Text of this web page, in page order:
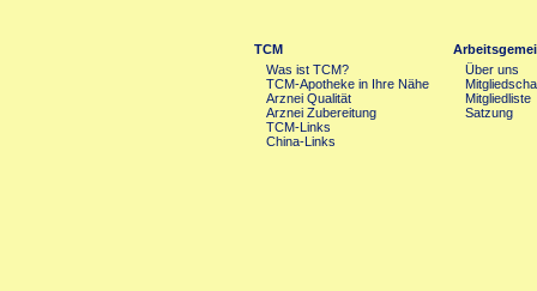
TCM
Was ist TCM?
TCM-Apotheke in Ihre Nähe
Arznei Qualität
Arznei Zubereitung
TCM-Links
China-Links
Über uns
Mitgliedliste
Satzung